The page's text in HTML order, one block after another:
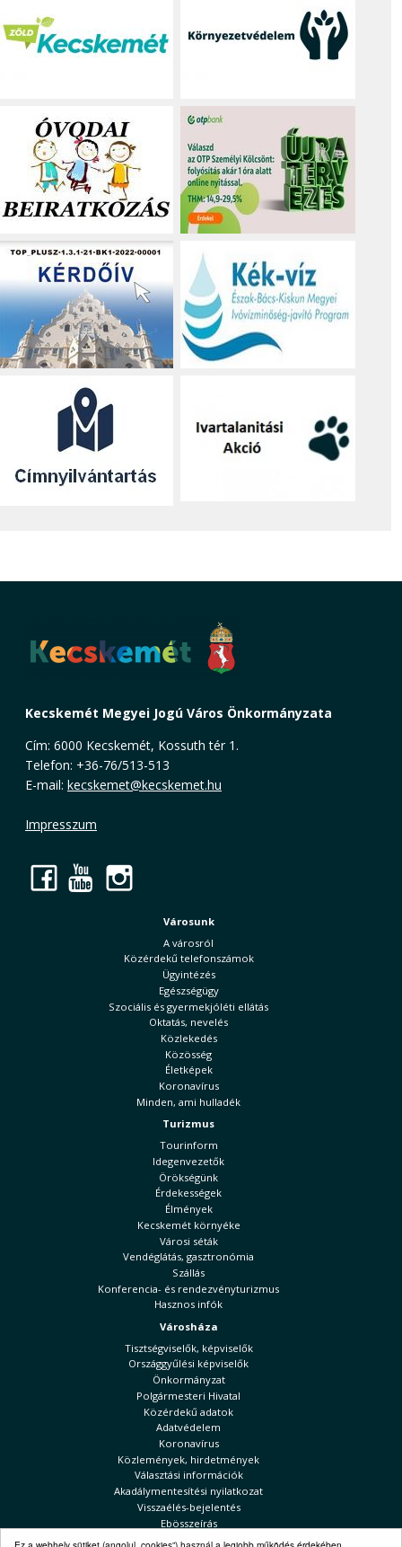
Kecskemét Megyei Jogú Város Önkormányzata
Cím: 6000 Kecskemét, Kossuth tér 1.
Telefon: +36-76/513-513
E-mail: kecskemet@kecskemet.hu
Impresszum
Facebook
YouTube
Városunk
A városról
Közérdekű telefonszámok
Ügyintézés
Egészségügy
Szociális és gyermekjóléti ellátás
Oktatás, nevelés
Közlekedés
Közösség
Életképek
Koronavírus
Minden, ami hulladék
Turizmus
Tourinform
Idegenvezetők
Örökségünk
Érdekességek
Élmények
Kecskemét környéke
Városi séták
Vendéglátás, gasztronómia
Szállás
Konferencia- és rendezvényturizmus
Hasznos infók
Városháza
Tisztségviselők, képviselők
Országgyűlési képviselők
Önkormányzat
Polgármesteri Hivatal
Közérdekű adatok
Adatvédelem
Koronavírus
Közlemények, hirdetmények
Választási információk
Akadálymentesítési nyilatkozat
Visszaélés-bejelentés
Ebösszeírás